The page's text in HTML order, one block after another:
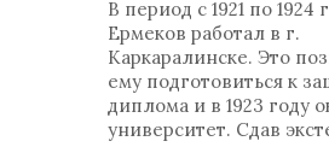
В период с 1921 по 1924
Ермеков работал в г.
Каркаралинске. Это
ему подготовиться к
диплома и в 1923 году
университет. Сдав